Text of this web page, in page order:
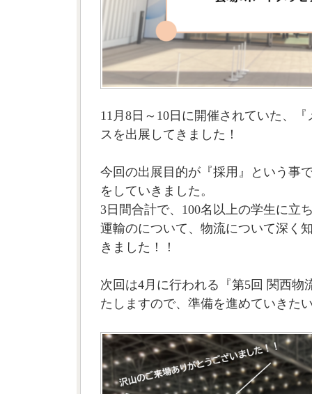
11月8日～10日に開催されていた、
スを出展してきました！
今回の出展目的が『採用』という事
をしていきました。
3日間合計で、100名以上の学生に立
運輸のについて、物流について深く
きました！！
次回は4月に行われる『第5回 関西物
たしますので、準備を進めていきた